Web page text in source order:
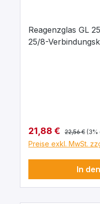
Reagenzglas GL
25/8-
Verkaufspreis:
21,88 € Regulärer
22,56 € (3%
Preise exkl. MwSt.
In